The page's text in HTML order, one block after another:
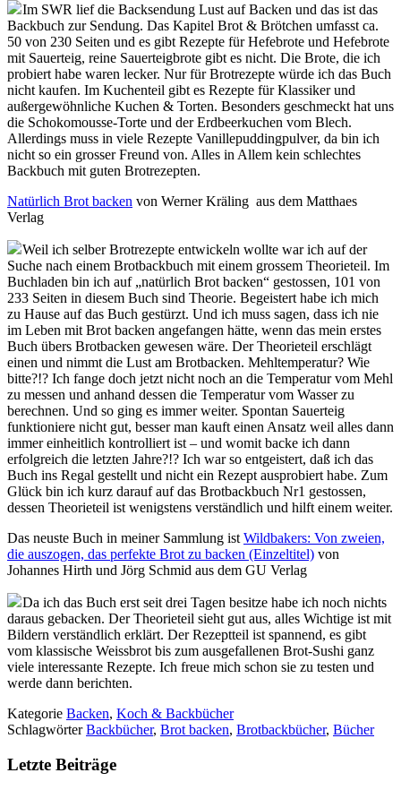
Im SWR lief die Backsendung Lust auf Backen und das ist das
Backbuch zur Sendung. Das Kapitel Brot & Brötchen umfasst ca.
50 von 230 Seiten und es gibt Rezepte für Hefebrote und Hefebrote
mit Sauerteig, reine Sauerteigbrote gibt es nicht. Die Brote, die ich
probiert habe waren lecker. Nur für Brotrezepte würde ich das Buch
nicht kaufen. Im Kuchenteil gibt es Rezepte für Klassiker und
außergewöhnliche Kuchen & Torten. Besonders geschmeckt hat uns
die Schokomousse-Torte und der Erdbeerkuchen vom Blech.
Allerdings muss in viele Rezepte Vanillepuddingpulver, da bin ich
nicht so ein grosser Freund von. Alles in Allem kein schlechtes
Backbuch mit guten Brotrezepten.
Natürlich Brot backen von Werner Kräling aus dem Matthaes
Verlag
Weil ich selber Brotrezepte entwickeln wollte war ich auf der
Suche nach einem Brotbackbuch mit einem grossem Theorieteil. Im
Buchladen bin ich auf „natürlich Brot backen“ gestossen, 101 von
233 Seiten in diesem Buch sind Theorie. Begeistert habe ich mich
zu Hause auf das Buch gestürzt. Und ich muss sagen, dass ich nie
im Leben mit Brot backen angefangen hätte, wenn das mein erstes
Buch übers Brotbacken gewesen wäre. Der Theorieteil erschlägt
einen und nimmt die Lust am Brotbacken. Mehltemperatur? Wie
bitte?!? Ich fange doch jetzt nicht noch an die Temperatur vom Mehl
zu messen und anhand dessen die Temperatur vom Wasser zu
berechnen. Und so ging es immer weiter. Spontan Sauerteig
funktioniere nicht gut, besser man kauft einen Ansatz weil alles dann
immer einheitlich kontrolliert ist – und womit backe ich dann
erfolgreich die letzten Jahre?!? Ich war so entgeistert, daß ich das
Buch ins Regal gestellt und nicht ein Rezept ausprobiert habe. Zum
Glück bin ich kurz darauf auf das Brotbackbuch Nr1 gestossen,
dessen Theorieteil ist wenigstens verständlich und hilft einem weiter.
Das neuste Buch in meiner Sammlung ist Wildbakers: Von zweien,
die auszogen, das perfekte Brot zu backen (Einzeltitel) von
Johannes Hirth und Jörg Schmid aus dem GU Verlag
Da ich das Buch erst seit drei Tagen besitze habe ich noch nichts
daraus gebacken. Der Theorieteil sieht gut aus, alles Wichtige ist mit
Bildern verständlich erklärt. Der Rezeptteil ist spannend, es gibt
vom klassische Weissbrot bis zum ausgefallenen Brot-Sushi ganz
viele interessante Rezepte. Ich freue mich schon sie zu testen und
werde dann berichten.
Kategorie Backen, Koch & Backbücher
SchlagwörterBackbücher, Brot backen, Brotbackbücher, Bücher
Letzte Beiträge